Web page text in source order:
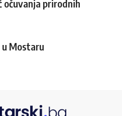
očuvanja prirodnih
Mostaru